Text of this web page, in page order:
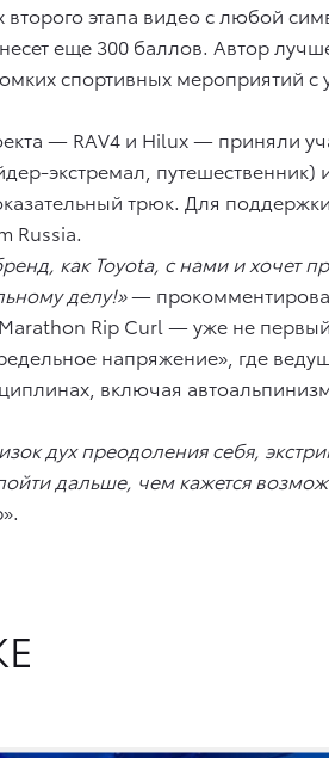
этапа видео с любой
еще 300 баллов. Автор
спортивных мероприятий
— RAV4 и Hilux — приняли
экстремал,
трюк. Для
Russia.
как Toyota, с нами и
делу!»—
Rip Curl — уже не первый
напряжение», где
включая
дух преодоления себя,
дальше, чем кажется